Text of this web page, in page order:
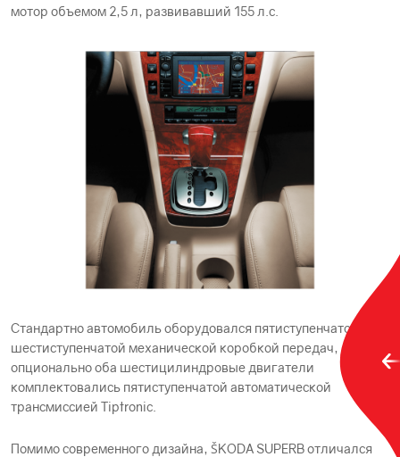
мотор объемом 2,5 л, развивавший 155 л.с.
Стандартно автомобиль оборудовался пятиступенчатой и
шестиступенчатой механической коробкой передач, а
опционально оба шестицилиндровые двигатели
комплектовались пятиступенчатой автоматической
трансмиссией Tiptronic.
Помимо современного дизайна, ŠKODА SUPERB отличался